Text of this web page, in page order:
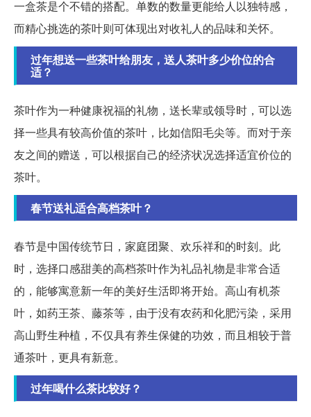
一盒茶是个不错的搭配。单数的数量更能给人以独特感，
而精心挑选的茶叶则可体现出对收礼人的品味和关怀。
过年想送一些茶叶给朋友，送人茶叶多少价位的合
适？
茶叶作为一种健康祝福的礼物，送长辈或领导时，可以选
择一些具有较高价值的茶叶，比如信阳毛尖等。而对于亲
友之间的赠送，可以根据自己的经济状况选择适宜价位的
茶叶。
春节送礼适合高档茶叶？
春节是中国传统节日，家庭团聚、欢乐祥和的时刻。此
时，选择口感甜美的高档茶叶作为礼品礼物是非常合适
的，能够寓意新一年的美好生活即将开始。高山有机茶
叶，如药王茶、藤茶等，由于没有农药和化肥污染，采用
高山野生种植，不仅具有养生保健的功效，而且相较于普
通茶叶，更具有新意。
过年喝什么茶比较好？